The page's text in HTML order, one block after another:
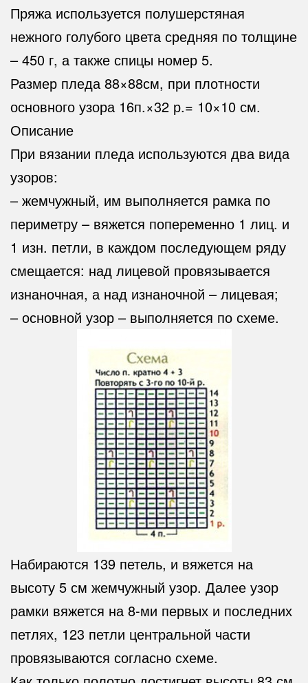
Пряжа используется полушерстяная
нежного голубого цвета средняя по толщине
– 450 г, а также спицы номер 5.
Размер пледа 88×88см, при плотности
основного узора 16п.×32 р.= 10×10 см.
Описание
При вязании пледа используются два вида
узоров:
– жемчужный, им выполняется рамка по
периметру – вяжется попеременно 1 лиц. и
1 изн. петли, в каждом последующем ряду
смещается: над лицевой провязывается
изнаночная, а над изнаночной – лицевая;
– основной узор – выполняется по схеме.
Набираются 139 петель, и вяжется на
высоту 5 см жемчужный узор. Далее узор
рамки вяжется на 8-ми первых и последних
петлях, 123 петли центральной части
провязываются согласно схеме.